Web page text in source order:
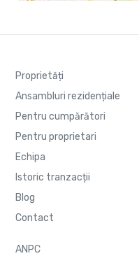
Proprietăți
Ansambluri rezidențiale
Pentru cumpărători
Pentru proprietari
Echipa
Istoric tranzacții
Blog
Contact
ANPC